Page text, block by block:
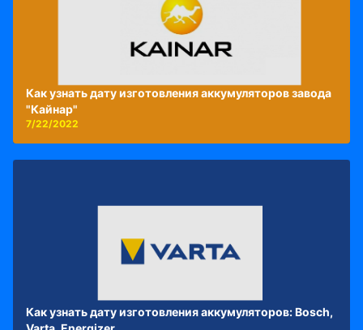
Как узнать дату изготовления аккумуляторов завода
"Кайнар"
7/22/2022
Как узнать дату изготовления аккумуляторов: Bosch,